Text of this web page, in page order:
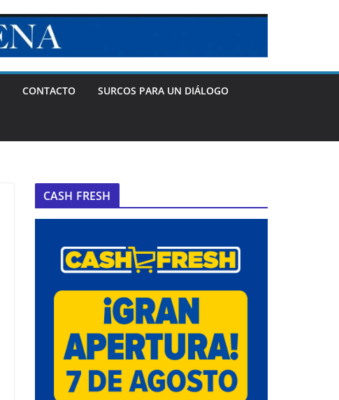
CONTACTO SURCOS PARA UN DIÁLOGO
CASH FRESH